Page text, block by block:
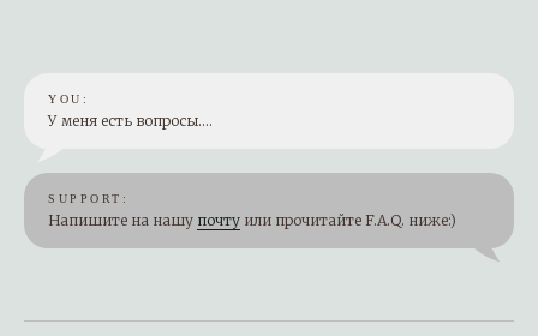
YOU:
У меня есть вопросы....
SUPPORT:
Напишите на нашу почту или прочитайте F.A.Q. ниже:)